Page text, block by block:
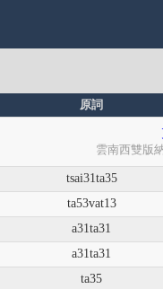
原詞
雲南西雙版
tsai31ta35
ta53vat13
a31ta31
a31ta31
ta35